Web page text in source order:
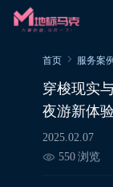
首页 服务案例
穿梭现实
夜游新体验
2025.02.07
550 浏览